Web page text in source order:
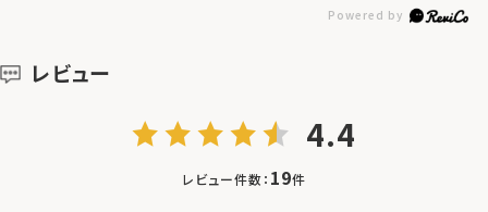
レビュー
4.4
レビュー件数： 19件